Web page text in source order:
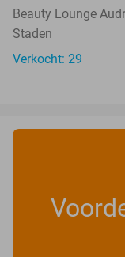
Beauty Lounge
Staden
Verkocht: 29